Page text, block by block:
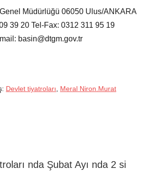
Müdürlüğü 06050 Ulus/ANKARA
39 20 Tel-Fax: 0312 311 95 19
basin@dtgm.gov.tr
Devlet tiyatroları
Meral Niron.Murat
nda Şubat Ayı nda 2 si